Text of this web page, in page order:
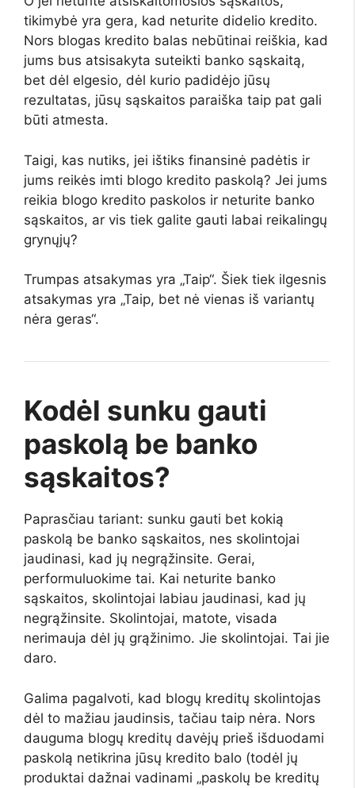
tikimybė yra gera, kad neturite didelio kredito.
Nors blogas kredito balas nebūtinai reiškia, kad
jums bus atsisakyta suteikti banko sąskaitą,
bet dėl ​​elgesio, dėl kurio padidėjo jūsų
rezultatas, jūsų sąskaitos paraiška taip pat gali
būti atmesta.
Taigi, kas nutiks, jei ištiks finansinė padėtis ir
jums reikės imti blogo kredito paskolą? Jei jums
reikia blogo kredito paskolos ir neturite banko
sąskaitos, ar vis tiek galite gauti labai reikalingų
grynųjų?
Trumpas atsakymas yra „Taip“. Šiek tiek ilgesnis
atsakymas yra „Taip, bet nė vienas iš variantų
nėra geras“.
Kodėl sunku gauti
paskolą be banko
sąskaitos?
Paprasčiau tariant: sunku gauti bet kokią
paskolą be banko sąskaitos, nes skolintojai
jaudinasi, kad jų negrąžinsite. Gerai,
performuluokime tai. Kai neturite banko
sąskaitos, skolintojai labiau jaudinasi, kad jų
negrąžinsite. Skolintojai, matote, visada
nerimauja dėl jų grąžinimo. Jie skolintojai. Tai jie
daro.
Galima pagalvoti, kad blogų kreditų skolintojas
dėl to mažiau jaudinsis, tačiau taip nėra. Nors
dauguma blogų kreditų davėjų prieš išduodami
paskolą netikrina jūsų kredito balo (todėl jų
produktai dažnai vadinami „paskolų be kreditų